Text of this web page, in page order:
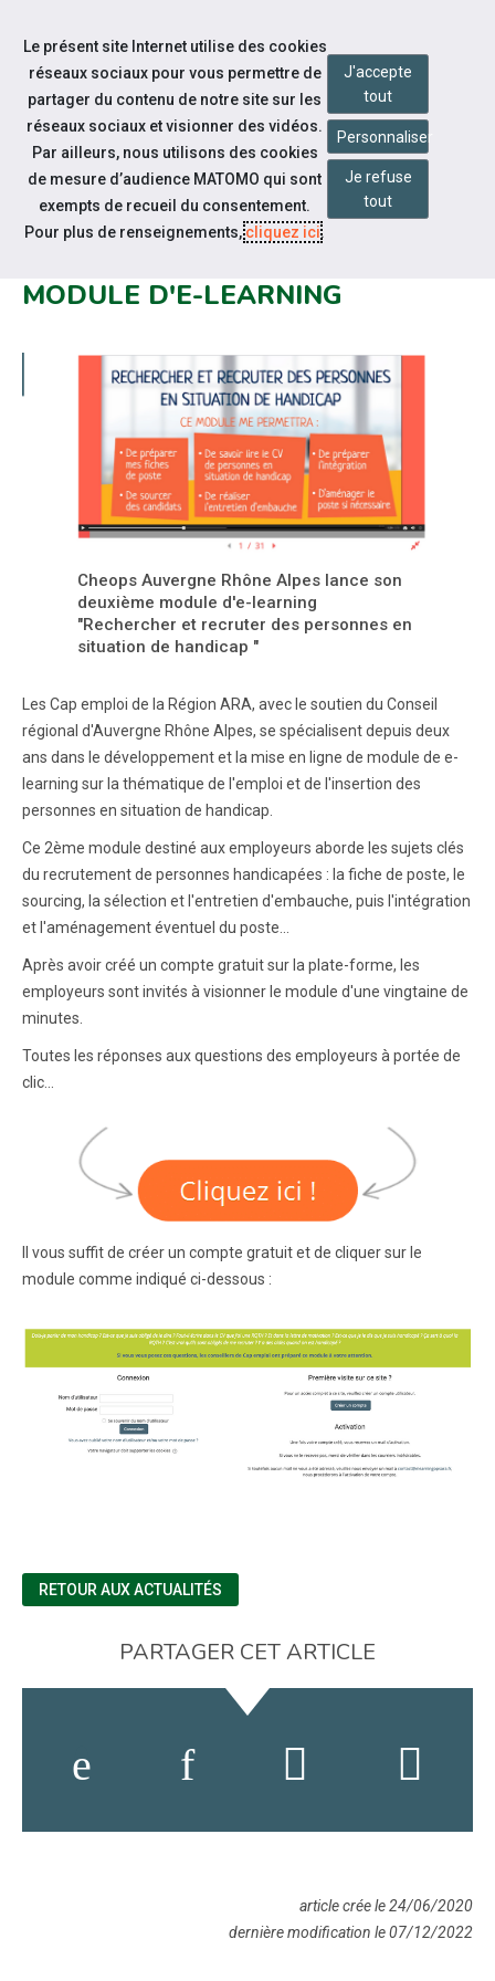
Aller au contenu
Notre actualité
CHEOPS AUVERGNE RHÔNE
MODULE D'E-LEARNING
Cheops Auvergne Rhône Alpes lance son
deuxième module d'e-learning
"Rechercher et recruter des personnes en
situation de handicap "
Les Cap emploi de la Région ARA, avec le soutien du Conseil
régional d'Auvergne Rhône Alpes, se spécialisent depuis deux
ans dans le développement et la mise en ligne de module de e-
learning sur la thématique de l'emploi et de l'insertion des
personnes en situation de handicap.
Ce 2ème module destiné aux employeurs aborde les sujets clés
du recrutement de personnes handicapées : la fiche de poste, le
sourcing, la sélection et l'entretien d'embauche, puis l'intégration
et l'aménagement éventuel du poste...
Après avoir créé un compte gratuit sur la plate-forme, les
employeurs sont invités à visionner le module d'une vingtaine de
minutes.
Toutes les réponses aux questions des employeurs à portée de
clic...
Il vous suffit de créer un compte gratuit et de cliquer sur le
module comme indiqué ci-dessous :
RETOUR AUX ACTUALITÉS
PARTAGER CET ARTICLE
article crée le 24/06/2020
dernière modification le 07/12/2022
Le présent site Internet utilise des cookies
réseaux sociaux pour vous permettre de
partager du contenu de notre site sur les
réseaux sociaux et visionner des vidéos.
Par ailleurs, nous utilisons des cookies
de mesure d’audience MATOMO qui sont
exempts de recueil du consentement.
Pour plus de renseignements,cliquez ici.
J'accepte
tout
Personnaliser
Je refuse
tout